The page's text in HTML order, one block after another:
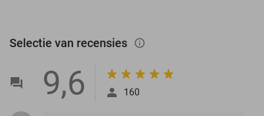
Selectie van recensies info_outlined
9,6 160